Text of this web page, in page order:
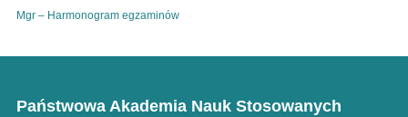
Mgr – Harmonogram egzaminów
Państwowa Akademia Nauk Stosowanych